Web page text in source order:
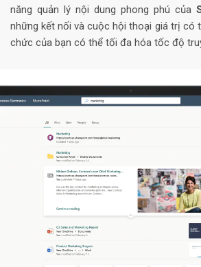
năng quản lý nội dung phong phú của
những kết nối và cuộc hội thoại giá trị có
chức của bạn có thể tối đa hóa tốc độ